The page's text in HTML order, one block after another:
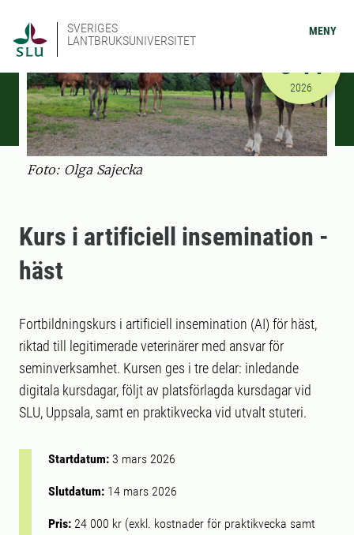
SVERIGES
LANTBRUKSUNIVERSITET
MENY
Foto: Olga Sajecka
2026-03-
3-14
2026
Kurs i artificiell insemination -
häst
Fortbildningskurs i artificiell insemination (AI) för häst,
riktad till legitimerade veterinärer med ansvar för
seminverksamhet. Kursen ges i tre delar: inledande
digitala kursdagar, följt av platsförlagda kursdagar vid
SLU, Uppsala, samt en praktikvecka vid utvalt stuteri.
Startdatum: 3 mars 2026
Slutdatum: 14 mars 2026
Pris: 24 000 kr (exkl. kostnader för praktikvecka samt